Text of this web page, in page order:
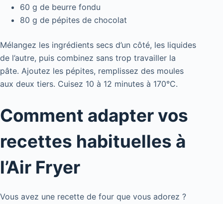
60 g de beurre fondu
80 g de pépites de chocolat
Mélangez les ingrédients secs d’un côté, les liquides
de l’autre, puis combinez sans trop travailler la
pâte. Ajoutez les pépites, remplissez des moules
aux deux tiers. Cuisez 10 à 12 minutes à 170°C.
Comment adapter vos
recettes habituelles à
l’Air Fryer
Vous avez une recette de four que vous adorez ?